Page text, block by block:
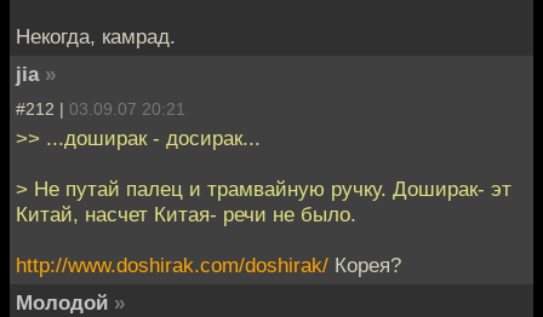
Некогда, камрад.
jia »
#212 | 03.09.07 20:21
>> ...доширак - досирак...
> Не путай палец и трамвайную ручку. Доширак- эт
Китай, насчет Китая- речи не было.
http://www.doshirak.com/doshirak/ Корея?
Молодой »